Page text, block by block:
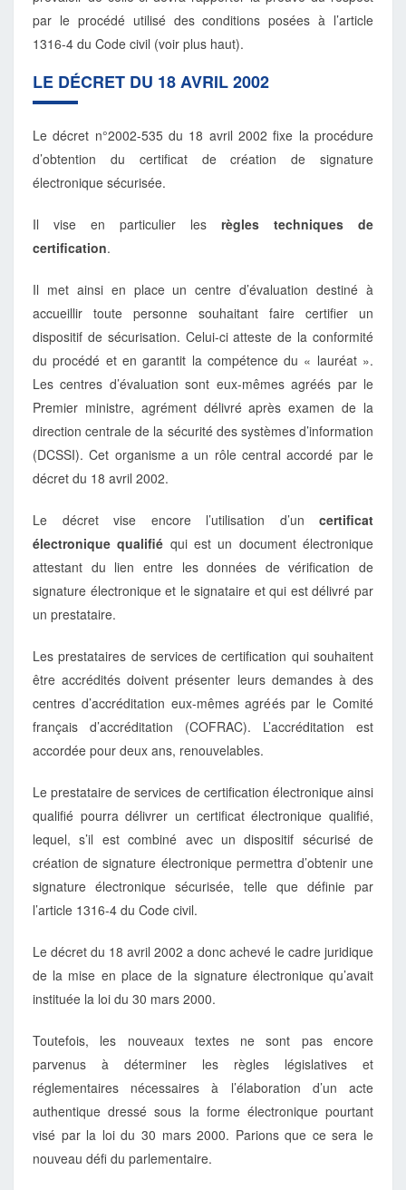
par le procédé utilisé des conditions posées à l’article
1316-4 du Code civil (voir plus haut).
LE DÉCRET DU 18 AVRIL 2002
Le décret n°2002-535 du 18 avril 2002 fixe la procédure
d’obtention du certificat de création de signature
électronique sécurisée.
Il vise en particulier les règles techniques de
certification.
Il met ainsi en place un centre d’évaluation destiné à
accueillir toute personne souhaitant faire certifier un
dispositif de sécurisation. Celui-ci atteste de la conformité
du procédé et en garantit la compétence du « lauréat ».
Les centres d’évaluation sont eux-mêmes agréés par le
Premier ministre, agrément délivré après examen de la
direction centrale de la sécurité des systèmes d’information
(DCSSI). Cet organisme a un rôle central accordé par le
décret du 18 avril 2002.
Le décret vise encore l’utilisation d’un certificat
électronique qualifié qui est un document électronique
attestant du lien entre les données de vérification de
signature électronique et le signataire et qui est délivré par
un prestataire.
Les prestataires de services de certification qui souhaitent
être accrédités doivent présenter leurs demandes à des
centres d’accréditation eux-mêmes agréés par le Comité
français d’accréditation (COFRAC). L’accréditation est
accordée pour deux ans, renouvelables.
Le prestataire de services de certification électronique ainsi
qualifié pourra délivrer un certificat électronique qualifié,
lequel, s’il est combiné avec un dispositif sécurisé de
création de signature électronique permettra d’obtenir une
signature électronique sécurisée, telle que définie par
l’article 1316-4 du Code civil.
Le décret du 18 avril 2002 a donc achevé le cadre juridique
de la mise en place de la signature électronique qu’avait
instituée la loi du 30 mars 2000.
Toutefois, les nouveaux textes ne sont pas encore
parvenus à déterminer les règles législatives et
réglementaires nécessaires à l’élaboration d’un acte
authentique dressé sous la forme électronique pourtant
visé par la loi du 30 mars 2000. Parions que ce sera le
nouveau défi du parlementaire.